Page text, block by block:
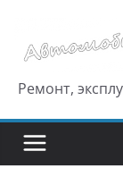
содержимому
Ремонт,